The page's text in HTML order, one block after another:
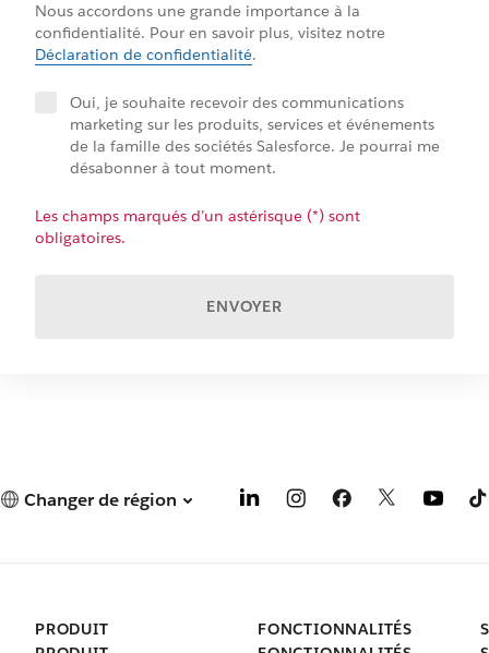
Nous accordons une grande importance à la
confidentialité. Pour en savoir plus, visitez notre
Déclaration de confidentialité.
Oui, je souhaite recevoir des communications
marketing sur les produits, services et événements
de la famille des sociétés Salesforce. Je pourrai me
désabonner à tout moment.
Les champs marqués d’un astérisque (*) sont
obligatoires.
ENVOYER
Changer de région
PRODUIT
FONCTIONNALITÉS